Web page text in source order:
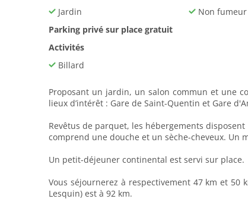
Jardin
Non fumeur
Parking privé sur place gratuit
Activités
Billard
Proposant un jardin, un salon commun et une
lieux d’intérêt : Gare de Saint-Quentin et Gare
Revêtus de parquet, les hébergements
comprend une douche et un sèche-cheveux. Un
Un petit-déjeuner continental est servi sur place.
Vous séjournerez à respectivement 47 km et 50
Lesquin) est à 92 km.